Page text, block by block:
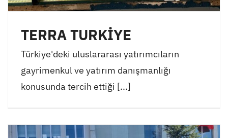
TERRA TURKİYE
Türkiye'deki uluslararası yatırımcıların
gayrimenkul ve yatırım danışmanlığı
konusunda tercih ettiği [...]